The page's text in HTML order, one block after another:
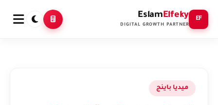
EF
EslamElfeky
DIGITAL GROWTH PARTNER
ميديا باينج